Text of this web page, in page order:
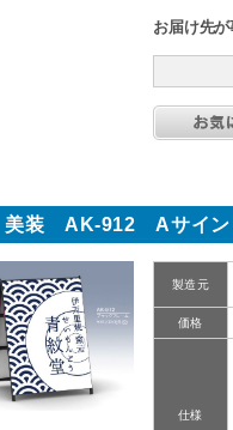
お届け先
美装 AK-912 Aサイン
製造元
価格
仕様